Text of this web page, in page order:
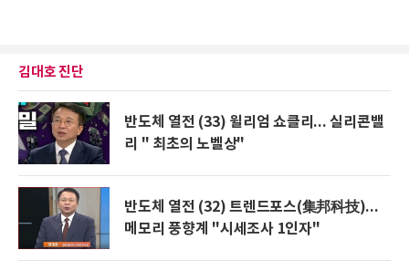
김대호 진단
반도체 열전 (33) 윌리엄 쇼클리... 실리콘밸
리 " 최초의 노벨상"
반도체 열전 (32) 트렌드포스(集邦科技)...
메모리 풍향계 "시세조사 1인자"